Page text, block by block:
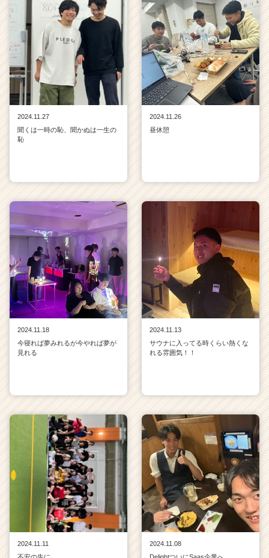
2024.11.27
聞くは一時の恥、聞かぬは一生の
恥
2024.11.26
昼休憩
2024.11.18
今寝れば夢みれるが今やれば夢が
見れる
2024.11.13
サウナに入ってる時くらい熱くな
れる雰囲気！！
2024.11.11
2024.11.08